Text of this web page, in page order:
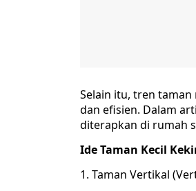
Selain itu, tren
dan efisien. Dalam
diterapkan di rumah
Ide Taman Kecil
1. Taman Vertikal